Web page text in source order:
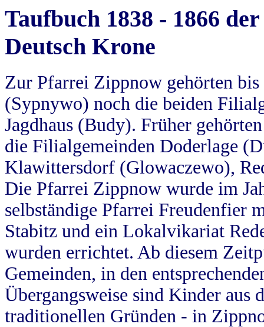
Taufbuch 1838 - 1866
Deutsch Krone
Zur Pfarrei Zippnow gehörten
(Sypnywo) noch die beiden
Jagdhaus (Budy). Früher
die Filialgemeinden Doderlage
Klawittersdorf (Glowaczewo),
Die Pfarrei Zippnow wurde im
selbständige Pfarrei Freudenfier
Stabitz und ein Lokalvikariat
wurden errichtet. Ab diesem
Gemeinden, in den
Übergangsweise sind Kinder aus
traditionellen Gründen - in